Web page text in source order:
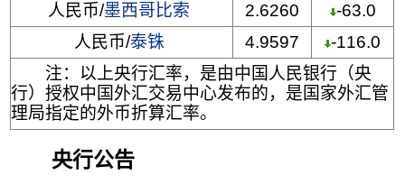
人民币/墨西哥比索 2.6260
-63.0
人民币/泰铢 4.9597
-116.0
注：以上央行汇率，是由中国人民银行（央
行）授权中国外汇交易中心发布的，是国家外汇管
理局指定的外币折算汇率。
央行公告